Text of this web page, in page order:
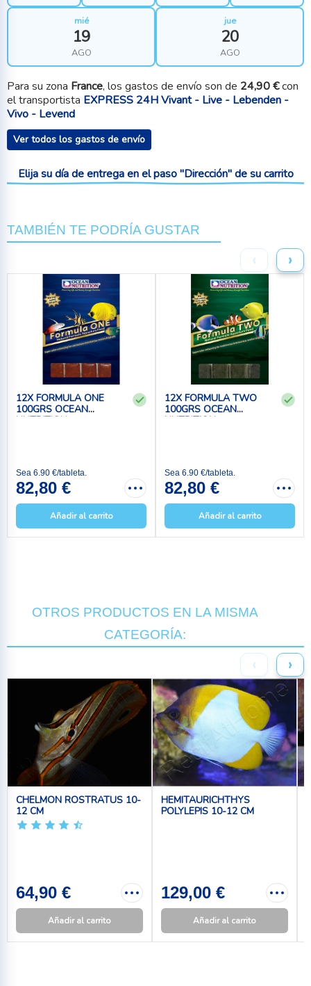
mié
19
AGO
jue
20
AGO
Para su zona France, los gastos de envío son de 24,90 €con
el transportista EXPRESS 24H Vivant - Live - Lebenden -
Vivo - Levend
Ver todos los gastos de envío
Elija su día de entrega en el paso "Dirección" de su carrito
TAMBIÉN TE PODRÍA GUSTAR
‹ ›
12X FORMULA ONE
100GRS OCEAN
NUTRITION
Sea 6.90 €/tableta.
82,80 €
Añadir al carrito
12X FORMULA TWO
100GRS OCEAN
NUTRITION
Sea 6.90 €/tableta.
82,80 €
Añadir al carrito
OTROS PRODUCTOS EN LA MISMA
CATEGORÍA:
‹ ›
CHELMON ROSTRATUS 10-
12 CM
64,90 €
Añadir al carrito
HEMITAURICHTHYS
POLYLEPIS 10-12 CM
129,00 €
Añadir al carrito